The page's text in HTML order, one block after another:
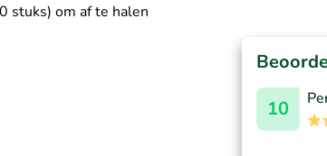
stuks) om af te halen
10